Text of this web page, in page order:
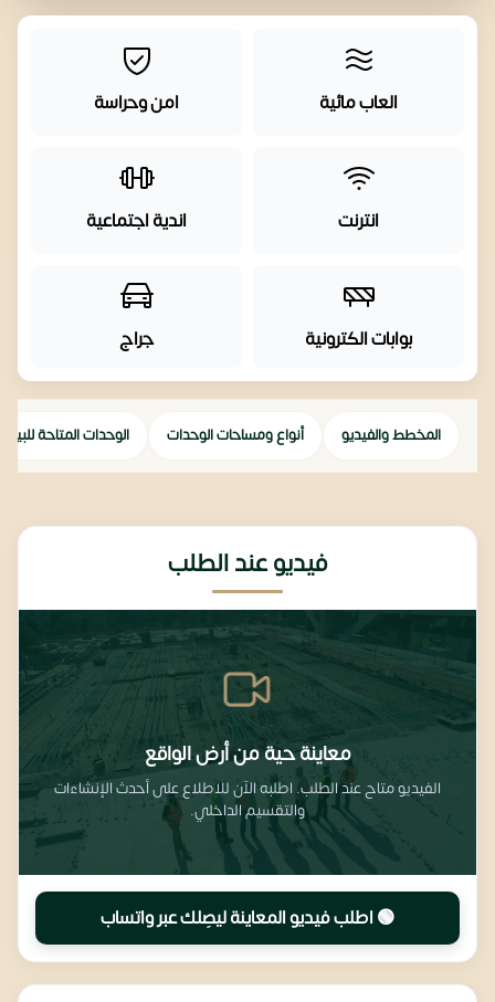
العاب مائية امن وحراسة
انترنت اندية اجتماعية
بوابات الكترونية جراج
المخطط والفيديو أنواع ومساحات الوحدات الوحدات المتاحة للبيع
فيديو عند الطلب
معاينة حية من أرض الواقع
الفيديو متاح عند الطلب. اطلبه الآن للاطلاع على أحدث الإنشاءات
والتقسيم الداخلي.
🟢 اطلب فيديو المعاينة ليصِلك عبر واتساب